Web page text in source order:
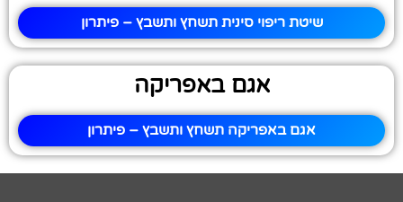
שיטת ריפוי סינית תשחץ ותשבץ – פיתרון
אגם באפריקה
אגם באפריקה תשחץ ותשבץ – פיתרון